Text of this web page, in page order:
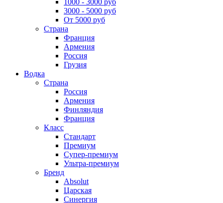
3000 - 5000 руб
От 5000 руб
Страна
Франция
Армения
Россия
Грузия
Водка
Страна
Россия
Армения
Финляндия
Франция
Класс
Стандарт
Премиум
Супер-премиум
Ультра-премиум
Бренд
Absolut
Царская
Синергия